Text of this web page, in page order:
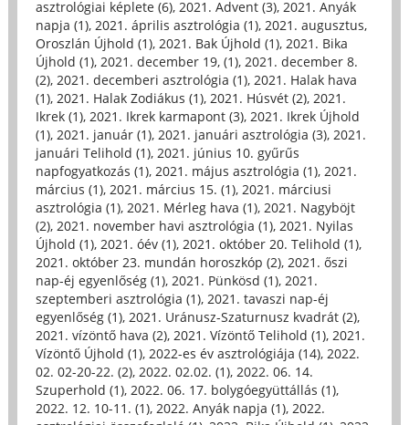
asztrológiai képlete (6), 2021. Advent (3), 2021. Anyák
napja (1), 2021. április asztrológia (1), 2021. augusztus,
Oroszlán Újhold (1), 2021. Bak Újhold (1), 2021. Bika
Újhold (1), 2021. december 19, (1), 2021. december 8.
(2), 2021. decemberi asztrológia (1), 2021. Halak hava
(1), 2021. Halak Zodiákus (1), 2021. Húsvét (2), 2021.
Ikrek (1), 2021. Ikrek karmapont (3), 2021. Ikrek Újhold
(1), 2021. január (1), 2021. januári asztrológia (3), 2021.
januári Telihold (1), 2021. június 10. gyűrűs
napfogyatkozás (1), 2021. május asztrológia (1), 2021.
március (1), 2021. március 15. (1), 2021. márciusi
asztrológia (1), 2021. Mérleg hava (1), 2021. Nagyböjt
(2), 2021. november havi asztrológia (1), 2021. Nyilas
Újhold (1), 2021. óév (1), 2021. október 20. Telihold (1),
2021. október 23. mundán horoszkóp (2), 2021. őszi
nap-éj egyenlőség (1), 2021. Pünkösd (1), 2021.
szeptemberi asztrológia (1), 2021. tavaszi nap-éj
egyenlőség (1), 2021. Uránusz-Szaturnusz kvadrát (2),
2021. vízöntő hava (2), 2021. Vízöntő Telihold (1), 2021.
Vízöntő Újhold (1), 2022-es év asztrológiája (14), 2022.
02. 02-20-22. (2), 2022. 02.02. (1), 2022. 06. 14.
Szuperhold (1), 2022. 06. 17. bolygóegyüttállás (1),
2022. 12. 10-11. (1), 2022. Anyák napja (1), 2022.